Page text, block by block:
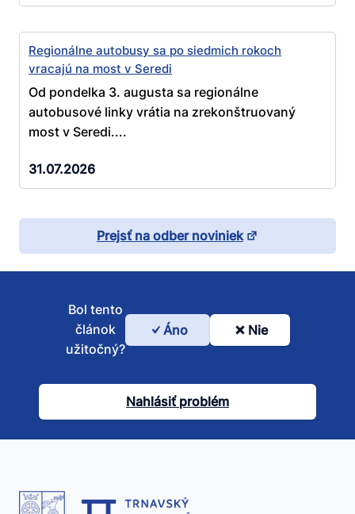
Regionálne autobusy sa po siedmich rokoch
vracajú na most v Seredi
Od pondelka 3. augusta sa regionálne
autobusové linky vrátia na zrekonštruovaný
most v Seredi....
31.07.2026
Prejsť na odber noviniek
Bol
článok
užitočný?
Bol tento
článok
užitočný?
Áno Nie
Nahlásiť problém